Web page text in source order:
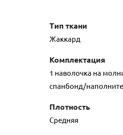
Тип ткани
Жаккард
Комплектация
1 наволочка на
спанбонд/
Плотность
Средняя